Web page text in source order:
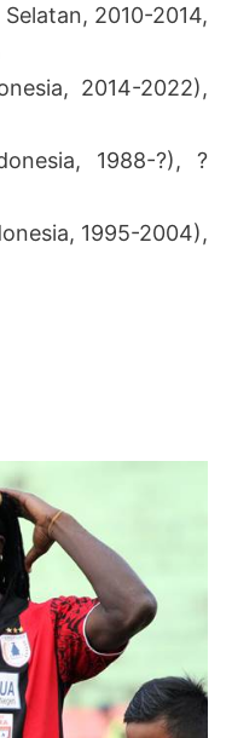
Selatan, 2010-2014,
2014-2022),
1988-?), ?
1995-2004),